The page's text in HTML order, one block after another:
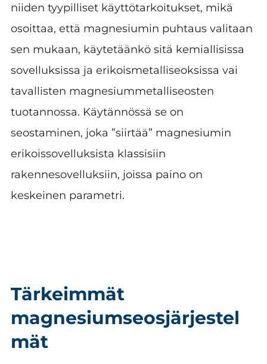
niiden tyypilliset käyttötarkoitukset, mikä
osoittaa, että magnesiumin puhtaus valitaan
sen mukaan, käytetäänkö sitä kemiallisissa
sovelluksissa ja erikoismetalliseoksissa vai
tavallisten magnesiummetalliseosten
tuotannossa. Käytännössä se on
seostaminen, joka ”siirtää” magnesiumin
erikoissovelluksista klassisiin
rakennesovelluksiin, joissa paino on
keskeinen parametri.
Tärkeimmät
magnesiumseosjärjestel
mät